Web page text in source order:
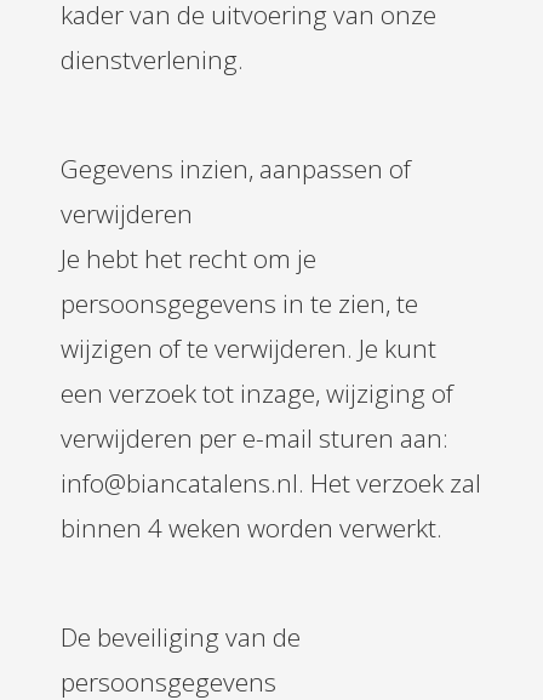
kader van de uitvoering van onze
dienstverlening.
Gegevens inzien, aanpassen of
verwijderen
Je hebt het recht om je
persoonsgegevens in te zien, te
wijzigen of te verwijderen. Je kunt
een verzoek tot inzage, wijziging of
verwijderen per e-mail sturen aan:
info@biancatalens.nl. Het verzoek zal
binnen 4 weken worden verwerkt.
De beveiliging van de
persoonsgegevens